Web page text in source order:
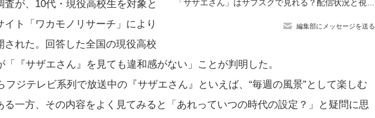
編集部にメッセージを送る
が、10代・現役高校生を対象と
イト「ワカモノリサーチ」により
れた。回答した全国の現役高校
『サザエさん』を見ても違和感がない」ことが判明した。
フジテレビ系列で放送中の『サザエさん』といえば、“毎週の風景”として楽しむ
る一方、その内容をよく見てみると「あれっていつの時代の設定？」と疑問に思